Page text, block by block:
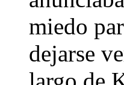
miedo
dejarse